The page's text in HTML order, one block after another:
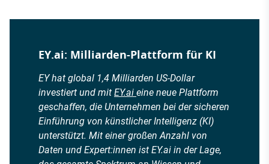
EY.ai: Milliarden-Plattform für KI
EY hat global 1,4 Milliarden US-Dollar
investiert und mit EY.ai eine neue Plattform
geschaffen, die Unternehmen bei der sicheren
Einführung von künstlicher Intelligenz (KI)
unterstützt. Mit einer großen Anzahl von
Daten und Expert:innen ist EY.ai in der Lage,